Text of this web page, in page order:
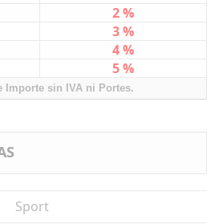
2 %
3 %
4 %
5 %
Importe sin IVA ni Portes.
Sport